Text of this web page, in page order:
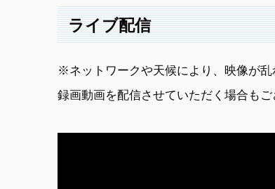
ライブ配信
※ネットワークや天候により、映像が
録画動画を配信させていただく場合も